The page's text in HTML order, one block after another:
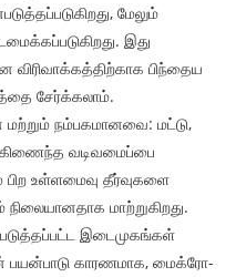
மேலும்
இது
விரிவாக்கத்திற்காக பிந்தைய
சேர்க்கலாம்.
நம்பகமானவை: மட்டு,
வடிவமைப்பை
உள்ளமைவு தீர்வுகளை
மாற்றுகிறது.
இடைமுகங்கள்
பயன்பாடு காரணமாக, மைக்ரோ-